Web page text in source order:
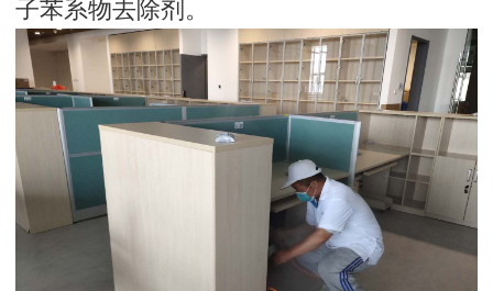
子苯系物去除剂。